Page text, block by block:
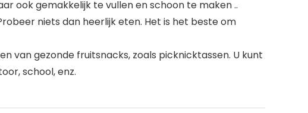
ook gemakkelijk te vullen en schoon te maken ..
niets dan heerlijk eten. Het is het beste om
van gezonde fruitsnacks, zoals picknicktassen. U kunt
school, enz.